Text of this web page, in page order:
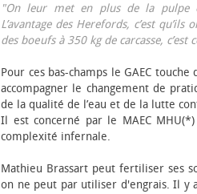
"On leur met en plus de la pulpe
L’avantage des Herefords, c’est
des bœufs à 350 kg de carcasse, c’est
Pour ces bas-champs le GAEC
accompagner le changement de
de la qualité de l’eau et de la lutte
Il est concerné par le MAEC
complexité infernale.
Mathieu Brassart peut fertiliser ses
on ne peut par utiliser d'engrais. Il y